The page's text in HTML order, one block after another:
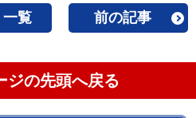
一覧 前の記事
ジの先頭へ戻る